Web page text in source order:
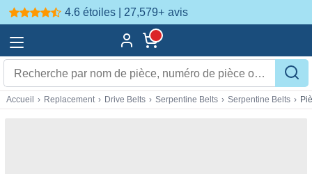
4.6 étoiles | 27,579+ avis
Accueil › Replacement › Drive Belts › Serpentine Belts › Serpentine Belts ›